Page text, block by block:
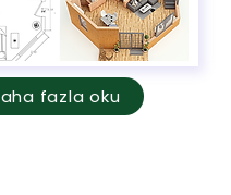
fazla oku